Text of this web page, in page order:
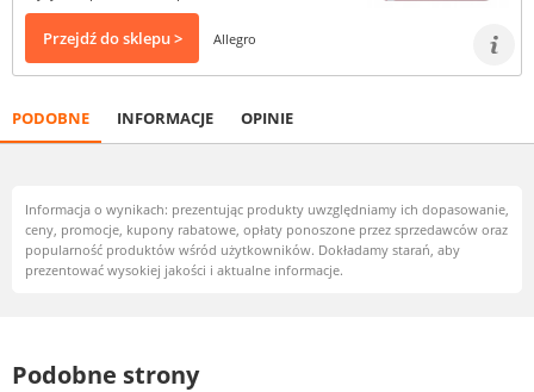
Przejdź do sklepu > Allegro
PODOBNE INFORMACJE OPINIE
Informacja o wynikach: prezentując produkty uwzględniamy ich dopasowanie,
ceny, promocje, kupony rabatowe, opłaty ponoszone przez sprzedawców oraz
popularność produktów wśród użytkowników. Dokładamy starań, aby
prezentować wysokiej jakości i aktualne informacje.
Podobne strony